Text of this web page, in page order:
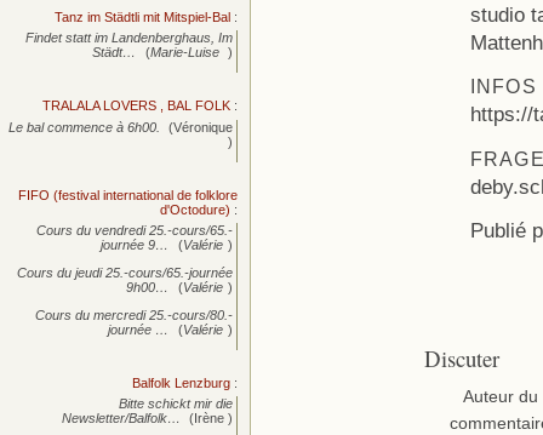
studio
INFOS
https://
Publié
Discuter
Auteur du
Tanz im Städtli mit Mitspiel-Bal :
Findet statt im Landenberghaus, Im
Städt…
(Marie-Luise )
TRALALA LOVERS , BAL FOLK :
Le bal commence à 6h00.
(Véronique
)
FIFO (festival international de folklore
d'Octodure) :
Cours du vendredi 25.-cours/65.-
journée 9… (Valérie )
Cours du jeudi 25.-cours/65.-journée
9h00…
(Valérie )
Cours du mercredi 25.-cours/80.-
journée … (Valérie )
Balfolk Lenzburg :
Bitte schickt mir die
Newsletter/Balfolk…
(Irène )